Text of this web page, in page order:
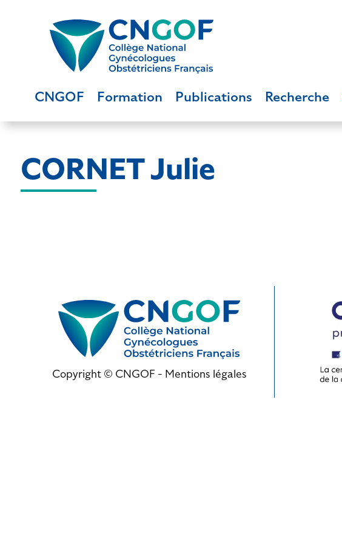
CNGOF Formation Publications Recherche
CORNET Julie
Copyright © CNGOF - Mentions légales